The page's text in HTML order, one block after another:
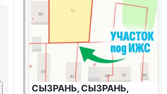
СЫЗРАНЬ, СЫЗРАНЬ,